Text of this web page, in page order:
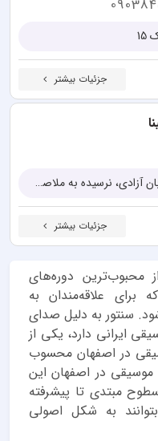
جزئیات بیشتر
اصفهان، خیابان هزارجریب، ابتدای خیابان آزادی، نرسیده به ملاصدرا جنوبی
جزئیات بیشتر
محبوب‌ترین دوره‌های
علاقه‌مندان به
سنتور به دلیل صدای
ایرانی دارد، یکی از
در اصفهان محسوب
در اصفهان این
مبتدی تا پیشرفته
به شکل اصولی